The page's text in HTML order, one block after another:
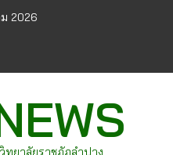
2026
ทยาลัยราชภัฏลำปาง